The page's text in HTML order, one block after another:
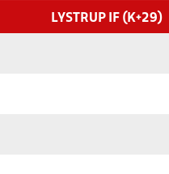
LYSTRUP IF (K+29)